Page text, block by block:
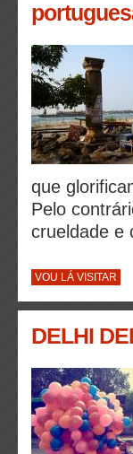
que
Pelo
crueldade e
VOU LÁ VISITAR
DELHI